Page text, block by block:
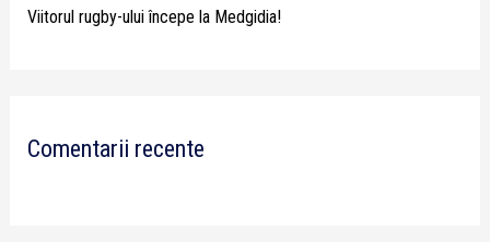
Viitorul rugby-ului începe la Medgidia!
Comentarii recente